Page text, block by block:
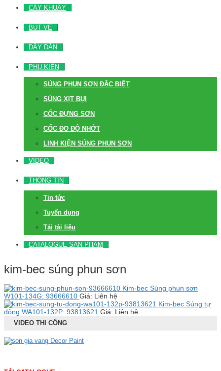
CÂY KHUẤY
BÚT VẼ
DÂY DẪN
PHỤ KIỆN
SÚNG PHUN SƠN ĐẶC BIỆT
SÚNG XỊT BỤI
CỐC ĐỰNG SƠN
CỐC ĐO ĐỘ NHỚT
LINH KIỆN SÚNG PHUN SƠN
VIDEO
THÔNG TIN
Tin tức
Tuyển dụng
Tải tài liệu
CATALOGUE SẢN PHẨM
kim-bec súng phun sơn
Kim-bec Súng phun sơn
W101-134G: 93666610 Giá: Liên hệ
Kim-bec Súng tự
động WA101-132P: 93813621 Giá: Liên hệ
VIDEO THI CÔNG